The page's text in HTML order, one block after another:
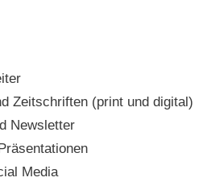
Zeitschriften (print und digital)
Newsletter
Media